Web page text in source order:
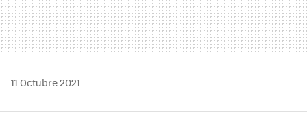
11 Octubre 2021